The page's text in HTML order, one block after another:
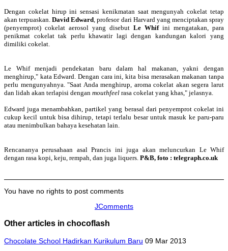
Dengan cokelat hirup ini sensasi kenikmatan saat mengunyah cokelat tetap
akan terpuaskan.David Edward, profesor dari Harvard yang menciptakan spray
(penyemprot) cokelat aerosol yang disebut Le Whifini mengatakan, para
penikmat cokelat tak perlu khawatir lagi dengan kandungan kalori yang
dimiliki cokelat.
Le Whif menjadi pendekatan baru dalam hal makanan, yakni dengan
menghirup," kata Edward. Dengan cara ini, kita bisa merasakan makanan tanpa
perlu mengunyahnya. "Saat Anda menghirup, aroma cokelat akan segera larut
dan lidah akan terlapisi dengan mouthfeel rasa cokelat yang khas," jelasnya.
Edward juga menambahkan, partikel yang berasal dari penyemprot cokelat ini
cukup kecil untuk bisa dihirup, tetapi terlalu besar untuk masuk ke paru-paru
atau menimbulkan bahaya kesehatan lain.
Rencananya perusahaan asal Prancis ini juga akan meluncurkan Le Whif
dengan rasa kopi, keju, rempah, dan juga liquers. P&B, foto : telegraph.co.uk
You have no rights to post comments
JComments
Other articles in chocoflash
Chocolate School Hadirkan Kurikulum Baru 09 Mar 2013